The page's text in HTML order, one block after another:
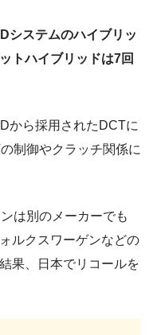
システムのハイブリッ
トハイブリッドは7回
から採用されたDCTに
制御やクラッチ関係に
は別のメーカーでも
ルクスワーゲンなどの
果、日本でリコールを